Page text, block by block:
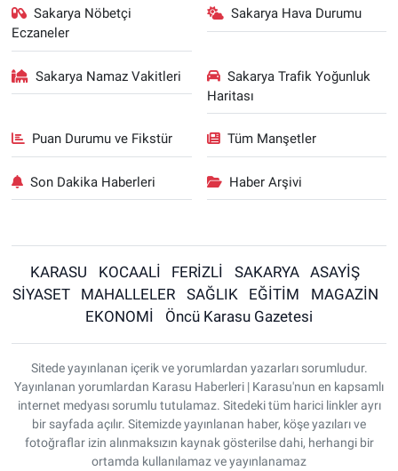
Sakarya Nöbetçi
Eczaneler
Sakarya Hava Durumu
Sakarya Namaz Vakitleri
Sakarya Trafik Yoğunluk
Haritası
Puan Durumu ve Fikstür Tüm Manşetler
Son Dakika Haberleri Haber Arşivi
KARASU KOCAALİ FERİZLİ SAKARYA
ASAYİŞ
SİYASET
MAHALLELER SAĞLIK EĞİTİM
MAGAZİN
EKONOMİ
Öncü Karasu Gazetesi
Sitede yayınlanan içerik ve yorumlardan yazarları sorumludur.
Yayınlanan yorumlardan Karasu Haberleri | Karasu'nun en kapsamlı
internet medyası sorumlu tutulamaz. Sitedeki tüm harici linkler ayrı
bir sayfada açılır. Sitemizde yayınlanan haber, köşe yazıları ve
fotoğraflar izin alınmaksızın kaynak gösterilse dahi, herhangi bir
ortamda kullanılamaz ve yayınlanamaz